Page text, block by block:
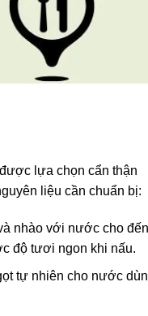
lựa chọn cẩn thận
liệu cần chuẩn bị:
nhào với nước cho đến
độ tươi ngon khi nấu.
tự nhiên cho nước